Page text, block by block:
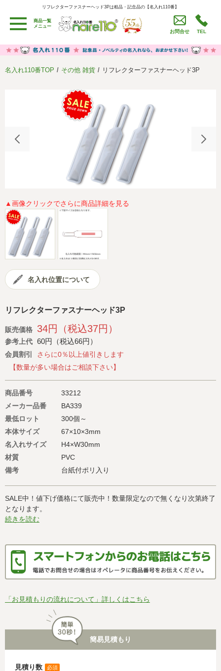
リフレクターファスナーヘッド3Pは粗品・記念品の【名入れ110番】
リフレクターファスナーヘッド3Pは粗品・記念品の【名入れ110番】
商品一覧
メニュー
お問合せ TEL
用途別カテゴリ
卒園・卒業記念品
労働組合・設立記念・周年記念
うちわ・扇子・ファン
イベント・パーティーグッズ
セール品グッズ
名入れについて
特定商取引法に基づく表記
著作権と推奨環境について プライバシーポリシー
よくある質問 採用情報
会社概要
名入れ110番TOP その他 雑貨 リフレクターファスナーヘッド3P
▲画像クリックでさらに商品詳細を見る
名入れ位置について
リフレクターファスナーヘッド3P
販売価格 34円（税込37円）
参考上代 60円（税込66円）
会員割引
さらに0％以上値引きします
【数量が多い場合はご相談下さい】
商品番号
33212
メーカー品番
BA339
最低ロット
300個～
本体サイズ
67×10×3mm
名入れサイズ
H4×W30mm
材質
PVC
備考
台紙付ポリ入り
SALE中！値下げ価格にて販売中！数量限定なので無くなり次第終了
となります。
続きを読む
「お見積もりの流れについて」詳しくはこちら
簡易見積もり
見積り数 必須